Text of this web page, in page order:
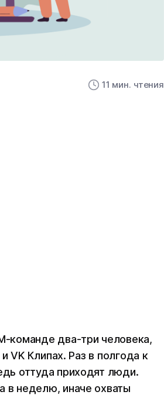
11 мин. чтения
команде два-три человека,
VK Клипах. Раз в полгода к
оттуда приходят люди.
в неделю, иначе охваты